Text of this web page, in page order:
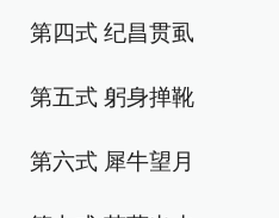
第四式 纪昌贯虱
第五式 躬身掸靴
第六式 犀牛望月